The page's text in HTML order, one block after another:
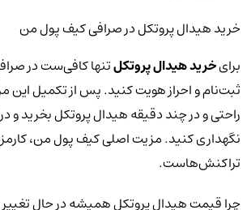
خرید هیدال پروتکل در صرافی کیف پول من
برایخرید هیدال پروتکلتنها کافی‌ست در
ثبت‌نام و احراز هویت کنید. پس از تکمیل این
راحتی و در چند دقیقه هیدال پروتکل بخرید و در
نگهداری کنید. مزیت اصلی کیف پول من،
تراکنش‌هاست.
چرا قیمت هیدال پروتکل همیشه در حال